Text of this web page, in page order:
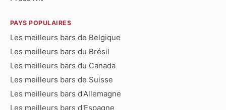
PAYS POPULAIRES
Les meilleurs bars de Belgique
Les meilleurs bars du Brésil
Les meilleurs bars du Canada
Les meilleurs bars de Suisse
Les meilleurs bars d'Allemagne
Les meilleurs bars d'Espagne